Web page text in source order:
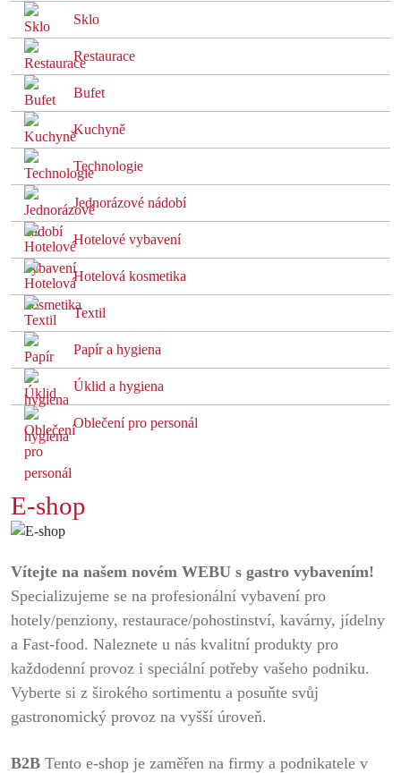
Sklo
Restaurace
Bufet
Kuchyně
Technologie
Jednorázové nádobí
Hotelové vybavení
Hotelová kosmetika
Textil
Papír a hygiena
Úklid a hygiena
Oblečení pro personál
E-shop
Vítejte na našem novém WEBU s gastro vybavením!
Specializujeme se na profesionální vybavení pro
hotely/penziony, restaurace/pohostinství, kavárny, jídelny
a Fast-food. Naleznete u nás kvalitní produkty pro
každodenní provoz i speciální potřeby vašeho podniku.
Vyberte si z širokého sortimentu a posuňte svůj
gastronomický provoz na vyšší úroveň.
B2B Tento e-shop je zaměřen na firmy a podnikatele v